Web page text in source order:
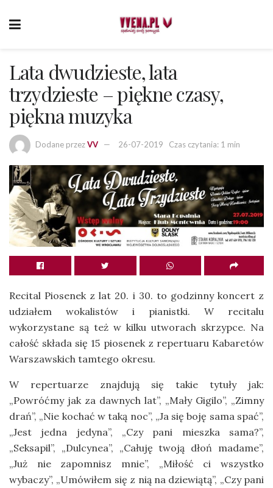
Lata dwudzieste, lata
trzydzieste – piękne czasy,
piękna muzyka
Dodane przezVV 26-07-2019 Czas czytania: 1 min
Recital Piosenek z lat 20. i 30. to godzinny koncert z
udziałem wokalistów i pianistki. W recitalu
wykorzystane są też w kilku utworach skrzypce. Na
całość składa się 15 piosenek z repertuaru Kabaretów
Warszawskich tamtego okresu.
W repertuarze znajdują się takie tytuły jak:
„Powróćmy jak za dawnych lat”, „Mały Gigilo”, „Zimny
drań”, „Nie kochać w taką noc”, „Ja się boję sama spać”,
„Jest jedna jedyna”, „Czy pani mieszka sama?”,
„Seksapil”, „Dulcynea”, „Całuję twoją dłoń madame”,
„Już nie zapomnisz mnie”, „Miłość ci wszystko
wybaczy”, „Umówiłem się z nią na dziewiątą”, „Czy pani